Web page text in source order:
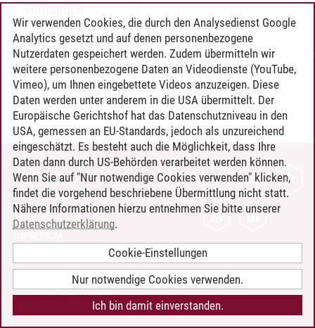
vorhanden
Timo Leder/30.06.2024
KONTAKT
LEUPHANA ALS ARBEITGEBER
INTRANET
BARRIEREFREIHEIT
COOKIE-EINSTELLUNGEN
Wir verwenden Cookies, die durch den Analysedienst Google
Analytics gesetzt und auf denen personenbezogene
Nutzerdaten gespeichert werden. Zudem übermitteln wir
weitere personenbezogene Daten an Videodienste (YouTube,
Vimeo), um Ihnen eingebettete Videos anzuzeigen. Diese
Daten werden unter anderem in die USA übermittelt. Der
Europäische Gerichtshof hat das Datenschutzniveau in den
USA, gemessen an EU-Standards, jedoch als unzureichend
eingeschätzt. Es besteht auch die Möglichkeit, dass Ihre
Daten dann durch US-Behörden verarbeitet werden können.
Wenn Sie auf "Nur notwendige Cookies verwenden" klicken,
findet die vorgehend beschriebene Übermittlung nicht statt.
Nähere Informationen hierzu entnehmen Sie bitte unserer
Datenschutzerklärung.
Cookie-Einstellungen
Nur notwendige Cookies verwenden.
Ich bin damit einverstanden.